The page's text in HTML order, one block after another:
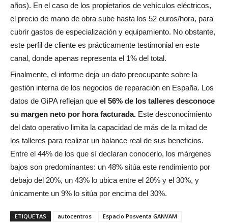
años). En el caso de los propietarios de vehículos eléctricos,
el precio de mano de obra sube hasta los 52 euros/hora, para
cubrir gastos de especialización y equipamiento. No obstante,
este perfil de cliente es prácticamente testimonial en este
canal, donde apenas representa el 1% del total.
Finalmente, el informe deja un dato preocupante sobre la
gestión interna de los negocios de reparación en España. Los
datos de GiPA reflejan que el 56% de los talleres desconoce
su margen neto por hora facturada. Este desconocimiento
del dato operativo limita la capacidad de más de la mitad de
los talleres para realizar un balance real de sus beneficios.
Entre el 44% de los que sí declaran conocerlo, los márgenes
bajos son predominantes: un 48% sitúa este rendimiento por
debajo del 20%, un 43% lo ubica entre el 20% y el 30%, y
únicamente un 9% lo sitúa por encima del 30%.
ETIQUETAS autocentros Espacio Posventa GANVAM